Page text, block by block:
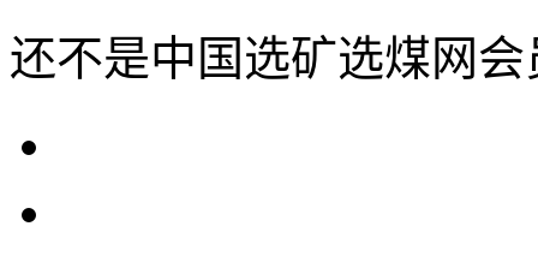
还不是中国选矿选煤网会